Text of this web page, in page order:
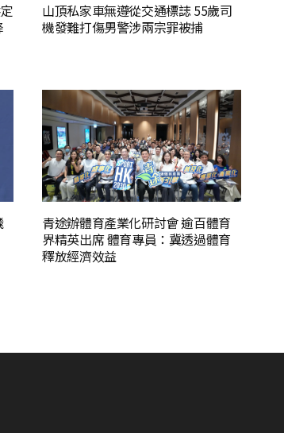
山頂私家車無遵從交通標誌 55歲司
機發難打傷男警涉兩宗罪被捕
青途辦體育產業化研討會 逾百體育
界精英出席 體育專員：冀透過體育
釋放經濟效益